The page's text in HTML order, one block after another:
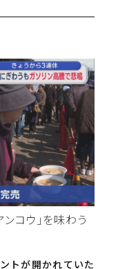
コウ」を味わう
トが開かれていた